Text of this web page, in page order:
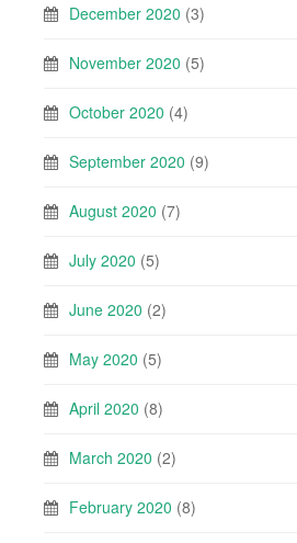
December 2020 (3)
November 2020 (5)
October 2020 (4)
September 2020 (9)
August 2020 (7)
July 2020 (5)
June 2020 (2)
May 2020 (5)
April 2020 (8)
March 2020 (2)
February 2020 (8)